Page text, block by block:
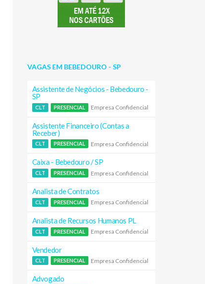
VAGAS EM BEBEDOURO - SP
Assistente de Negócios - Bebedouro -
SP
CLT PRESENCIAL Empresa Confidencial
Assistente Financeiro (Contas a
Receber)
CLT PRESENCIAL Empresa Confidencial
Caixa - Bebedouro / SP
CLT PRESENCIAL Empresa Confidencial
Analista de Contratos
CLT PRESENCIAL Empresa Confidencial
Analista de Recursos Humanos PL
CLT PRESENCIAL Empresa Confidencial
Vendedor
CLT PRESENCIAL Empresa Confidencial
Advogado